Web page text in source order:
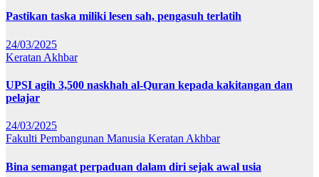
Pastikan taska miliki lesen sah, pengasuh terlatih
24/03/2025
Keratan Akhbar
UPSI agih 3,500 naskhah al-Quran kepada kakitangan dan
pelajar
24/03/2025
Fakulti Pembangunan Manusia Keratan Akhbar
Bina semangat perpaduan dalam diri sejak awal usia